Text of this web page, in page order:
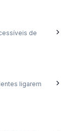
de
ligarem